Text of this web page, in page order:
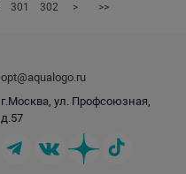
301 302 > >>
opt@aqualogo.ru
г.Москва, ул. Профсоюзная,
д.57